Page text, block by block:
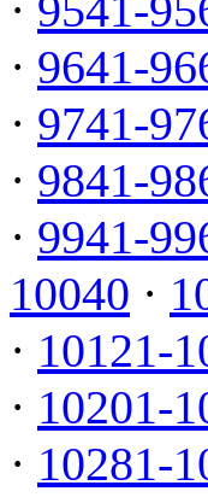
· 9641-
· 9741-
· 9841-
· 9941-
10040 ·
· 10121-
· 10201-
· 10281-